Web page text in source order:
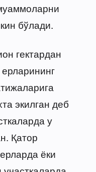
бўлади.
гектардан
экилган деб
у
Қатор
ёки